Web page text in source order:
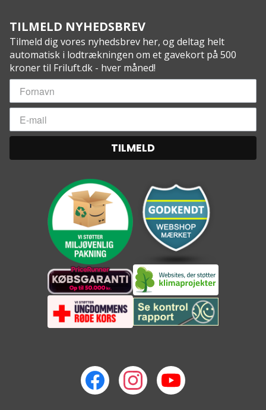
TILMELD NYHEDSBREV
Tilmeld dig vores nyhedsbrev her, og deltag helt
automatisk i lodtrækningen om et gavekort på 500
kroner til Friluft.dk - hver måned!
TILMELD